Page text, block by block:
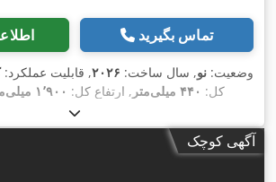
تماس بگیرید
وضعیت: نو, سال ساخت: ۲۰۲۶, قابلیت عملکرد:
کل: ۴۴۰ میلی‌متر , ارتفاع کل: ۱٬۹۰۰ میلی‌متر
آگهی کوچک